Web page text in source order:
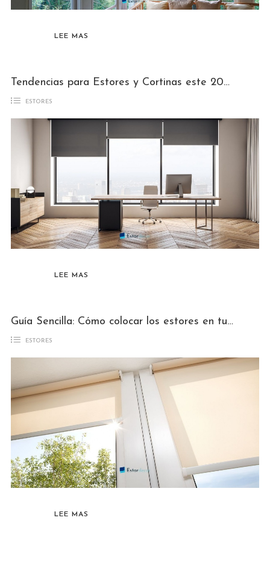
LEE MAS
Tendencias para Estores y Cortinas este 2022
ESTORES
LEE MAS
Guía Sencilla: Cómo colocar los estores en tus estancias
ESTORES
LEE MAS